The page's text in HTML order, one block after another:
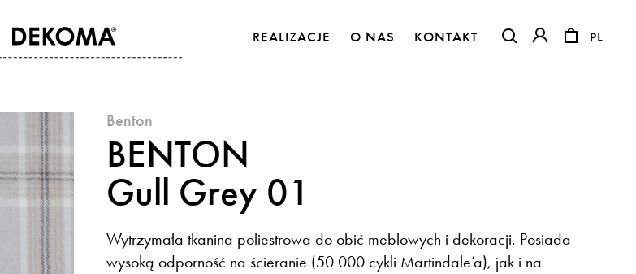
REALIZACJE O NAS
KONTAKT
PL
PL
Dane kontaktowe
Gdzie kupić
Eksport
benton
BENTON
Gull Grey 01
Wytrzymała tkanina poliestrowa do obić meblowych i dekoracji. Posiada
wysoką odporność na ścieranie (50 000 cykli Martindale’a), jak i na